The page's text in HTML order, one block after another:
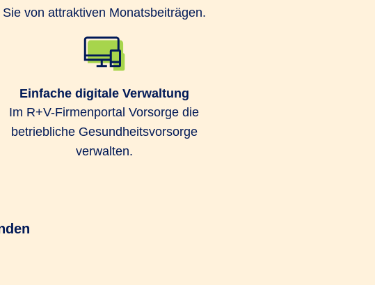
laufende medizinische Behandlungen im
eingeschlossen. Außerdem können Ihre
PROFIL bietet Schutz vor
Sie von attraktiven Monatsbeiträgen.
Einfache digitale Verwaltung
Im R+V-Firmenportal Vorsorge die
betriebliche Gesundheitsvorsorge
verwalten.